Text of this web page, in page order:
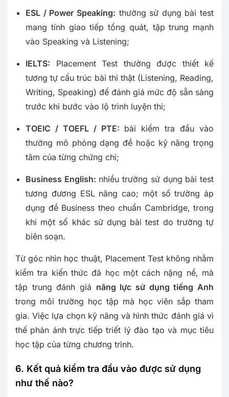
ESL / Power Speaking: thường sử dụng bài test
mang tính giao tiếp tổng quát, tập trung mạnh
vào Speaking và Listening;
IELTS: Placement Test thường được thiết kế
tương tự cấu trúc bài thi thật (Listening, Reading,
Writing, Speaking) để đánh giá mức độ sẵn sàng
trước khi bước vào lộ trình luyện thi;
TOEIC / TOEFL / PTE: bài kiểm tra đầu vào
thường mô phỏng dạng đề hoặc kỹ năng trọng
tâm của từng chứng chỉ;
Business English: nhiều trường sử dụng bài test
tương đương ESL nâng cao; một số trường áp
dụng đề Business theo chuẩn Cambridge, trong
khi một số khác sử dụng bài test do trường tự
biên soạn.
Từ góc nhìn học thuật, Placement Test không nhằm
kiểm tra kiến thức đã học một cách nặng nề, mà
tập trung đánh giá năng lực sử dụng tiếng Anh
trong môi trường học tập mà học viên sắp tham
gia. Việc lựa chọn kỹ năng và hình thức đánh giá vì
thế phản ánh trực tiếp triết lý đào tạo và mục tiêu
học tập của từng chương trình.
6. Kết quả kiểm tra đầu vào được sử dụng
như thế nào?